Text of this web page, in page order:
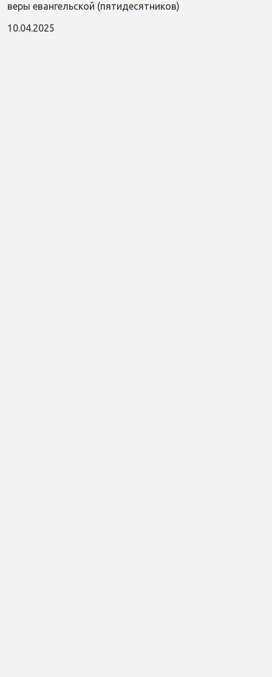
веры евангельской (пятидесятников)
10.04.2025